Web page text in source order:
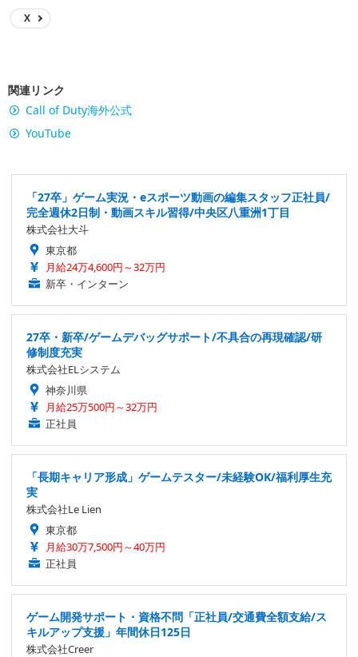
X
関連リンク
Call of Duty海外公式
YouTube
「27卒」ゲーム実況・eスポーツ動画の編集スタッフ正社員/
完全週休2日制・動画スキル習得/中央区八重洲1丁目
株式会社大斗
東京都
月給24万4,600円～32万円
新卒・インターン
27卒・新卒/ゲームデバッグサポート/不具合の再現確認/研
修制度充実
株式会社ELシステム
神奈川県
月給25万500円～32万円
正社員
「長期キャリア形成」ゲームテスター/未経験OK/福利厚生充
実
株式会社Le Lien
東京都
月給30万7,500円～40万円
正社員
ゲーム開発サポート・資格不問「正社員/交通費全額支給/ス
キルアップ支援」年間休日125日
株式会社Creer